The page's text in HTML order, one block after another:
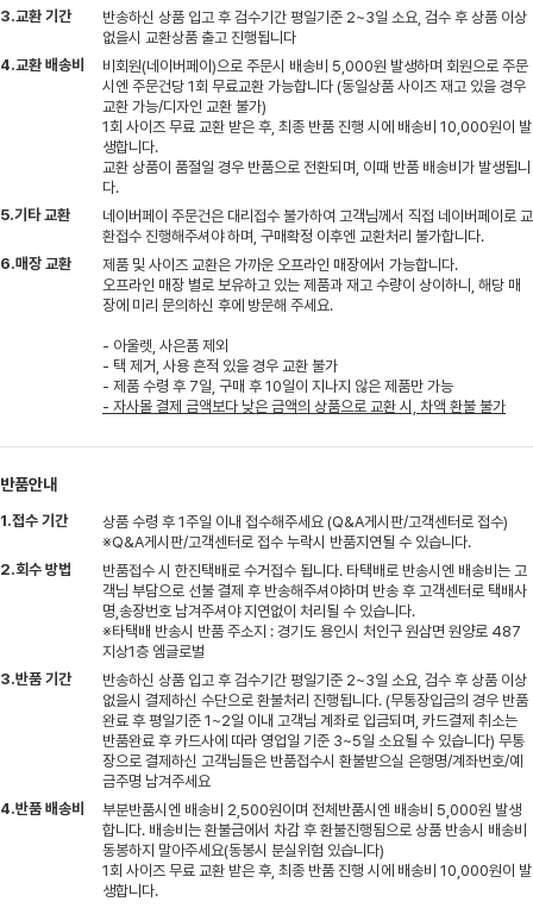
3.교환 기간
반송하신 상품 입고 후 검수기간 평일기준 2~3일 소요, 검수 후 상품 이상
없을시 교환상품 출고 진행됩니다
4.교환 배송비
비회원(네이버페이)으로 주문시 배송비 5,000원 발생하며 회원으로 주문
시엔 주문건당 1회 무료교환 가능합니다 (동일상품 사이즈 재고 있을 경우
교환 가능/디자인 교환 불가)
1회 사이즈 무료 교환 받은 후, 최종 반품 진행 시에 배송비 10,000원이 발
생합니다.
교환 상품이 품절일 경우 반품으로 전환되며, 이때 반품 배송비가 발생됩니
다.
5.기타 교환
네이버페이 주문건은 대리접수 불가하여 고객님께서 직접 네이버페이로 교
환접수 진행해주셔야 하며, 구매확정 이후엔 교환처리 불가합니다.
6.매장 교환
제품 및 사이즈 교환은 가까운 오프라인 매장에서 가능합니다.
오프라인 매장 별로 보유하고 있는 제품과 재고 수량이 상이하니, 해당 매
장에 미리 문의하신 후에 방문해 주세요.
- 아울렛, 사은품 제외
- 택 제거, 사용 흔적 있을 경우 교환 불가
- 제품 수령 후 7일, 구매 후 10일이 지나지 않은 제품만 가능
- 자사몰 결제 금액보다 낮은 금액의 상품으로 교환 시, 차액 환불 불가
반품안내
1.접수 기간
상품 수령 후 1주일 이내 접수해주세요 (Q&A게시판/고객센터로 접수)
※Q&A게시판/고객센터로 접수 누락시 반품지연될 수 있습니다.
2.회수 방법
반품접수 시 한진택배로 수거접수 됩니다. 타택배로 반송시엔 배송비는 고
객님 부담으로 선불 결제 후 반송해주셔야하며 반송 후 고객센터로 택배사
명,송장번호 남겨주셔야 지연없이 처리될 수 있습니다.
※타택배 반송시 반품 주소지 : 경기도 용인시 처인구 원삼면 원양로 487
지상1층 엠글로벌
3.반품 기간
반송하신 상품 입고 후 검수기간 평일기준 2~3일 소요, 검수 후 상품 이상
없을시 결제하신 수단으로 환불처리 진행됩니다. (무통장입금의 경우 반품
완료 후 평일기준 1~2일 이내 고객님 계좌로 입금되며, 카드결제 취소는
반품완료 후 카드사에 따라 영업일 기준 3~5일 소요될 수 있습니다) 무통
장으로 결제하신 고객님들은 반품접수시 환불받으실 은행명/계좌번호/예
금주명 남겨주세요
4.반품 배송비
부분반품시엔 배송비 2,500원이며 전체반품시엔 배송비 5,000원 발생
합니다. 배송비는 환불금에서 차감 후 환불진행됨으로 상품 반송시 배송비
동봉하지 말아주세요(동봉시 분실위험 있습니다)
1회 사이즈 무료 교환 받은 후, 최종 반품 진행 시에 배송비 10,000원이 발
생합니다.